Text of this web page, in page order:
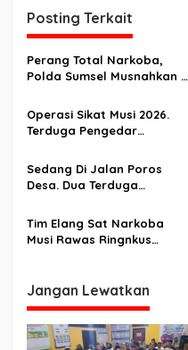
g
a
s
p
o
s
Posting Terkait
Perang Total Narkoba,
Polda Sumsel Musnahkan 8
Jaringan Internasional
Operasi Sikat Musi 2026.
Terduga Pengedar
Berada Di jalan Poros
Desa. Amankan 1 Kg Shabu
Sedang Di Jalan Poros
Desa. Dua Terduga
Rupit Dan Rawas Ilir Musi
Rawas Utara Disergap
Tim Elang Sat Narkoba
Musi Rawas Ringnkus
Jangan Lewatkan